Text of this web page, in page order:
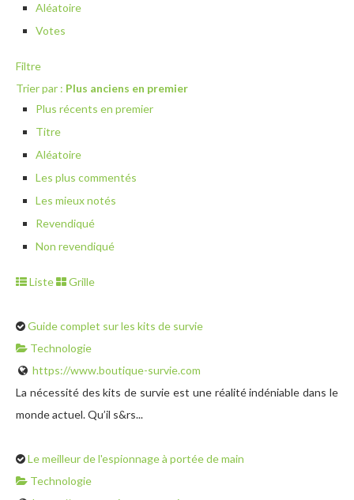
Aléatoire
Votes
Filtre
Trier par : Plus anciens en premier
Plus récents en premier
Titre
Aléatoire
Les plus commentés
Les mieux notés
Revendiqué
Non revendiqué
Liste Grille
Guide complet sur les kits de survie
Technologie
https://www.boutique-survie.com
La nécessité des kits de survie est une réalité indéniable dans le
monde actuel. Qu’il s&rs...
Le meilleur de l'espionnage à portée de main
Technologie